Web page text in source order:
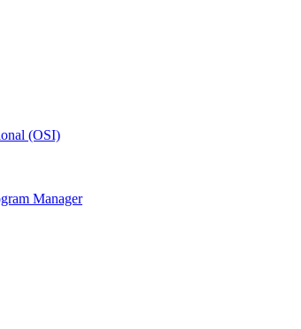
(OSI)
Manager